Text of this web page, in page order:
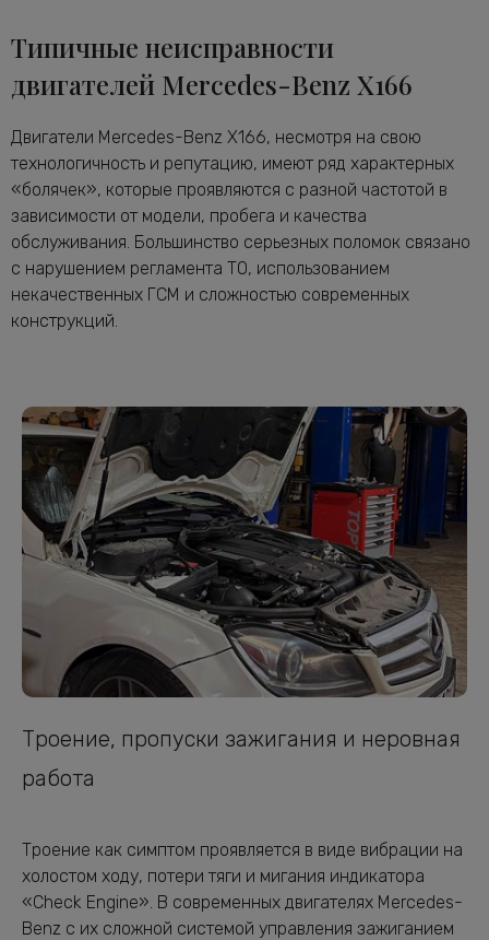
Типичные неисправности
двигателей Mercedes-Benz X166
Двигатели Mercedes-Benz X166, несмотря на свою
технологичность и репутацию, имеют ряд характерных
«болячек», которые проявляются с разной частотой в
зависимости от модели, пробега и качества
обслуживания. Большинство серьезных поломок связано
с нарушением регламента ТО, использованием
некачественных ГСМ и сложностью современных
конструкций.
Троение, пропуски зажигания и неровная
работа
Троение как симптом проявляется в виде вибрации на
холостом ходу, потери тяги и мигания индикатора
«Check Engine». В современных двигателях Mercedes-
Benz с их сложной системой управления зажиганием